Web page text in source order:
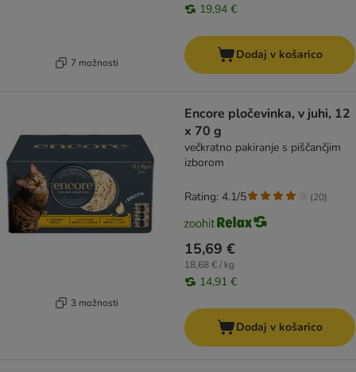
7 možnosti
19,94 €
Dodaj v košarico
3 možnosti
Encore pločevinka, v juhi, 12
x 70 g
večkratno pakiranje s piščančjim
izborom
15,69 €
18,68 € / kg
14,91 €
Rating: 4.1/5 (20)
Dodaj v košarico